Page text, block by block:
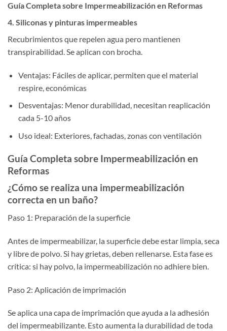
Guía Completa sobre Impermeabilización en Reformas
4. Siliconas y pinturas impermeables
Recubrimientos que repelen agua pero mantienen
transpirabilidad. Se aplican con brocha.
Ventajas: Fáciles de aplicar, permiten que el material
respire, económicas
Desventajas: Menor durabilidad, necesitan reaplicación
cada 5-10 años
Uso ideal: Exteriores, fachadas, zonas con ventilación
Guía Completa sobre Impermeabilización en
Reformas
¿Cómo se realiza una impermeabilización
correcta en un baño?
Paso 1: Preparación de la superficie
Antes de impermeabilizar, la superficie debe estar limpia, seca
y libre de polvo. Si hay grietas, deben rellenarse. Esta fase es
crítica: si hay polvo, la impermeabilización no adhiere bien.
Paso 2: Aplicación de imprimación
Se aplica una capa de imprimación que ayuda a la adhesión
del impermeabilizante. Esto aumenta la durabilidad de toda